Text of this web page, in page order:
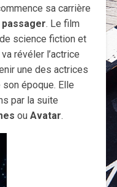
sa carrière
passager. Le film
science fiction et
révéler l’actrice
une des actrices
époque. Elle
par la suite
ou Avatar.